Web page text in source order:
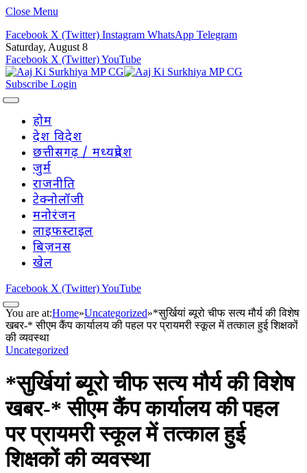
Close Menu
Facebook X (Twitter) Instagram WhatsApp Telegram
Saturday, August 8
Facebook X (Twitter)YouTube
Subscribe Login
होम
देश विदेश
छत्तीसगढ़ / मध्यप्रदेश
जुर्म
राजनीति
टेक्नोलॉजी
मनोरंजन
लाइफस्टाइल
बिज़नस
खेल
Facebook X (Twitter)YouTube
You are at:Home»Uncategorized»*सुर्खियां ब्यूरो चीफ सत्य मौर्य की विशेष
खबर-* सीएम कैंप कार्यालय की पहल पर प्रायमरी स्कूल में तत्काल हुई शिक्षकों
की व्यवस्था
Uncategorized
*सुर्खियां ब्यूरो चीफ सत्य मौर्य की विशेष
खबर-* सीएम कैंप कार्यालय की पहल
पर प्रायमरी स्कूल में तत्काल हुई
शिक्षकों की व्यवस्था